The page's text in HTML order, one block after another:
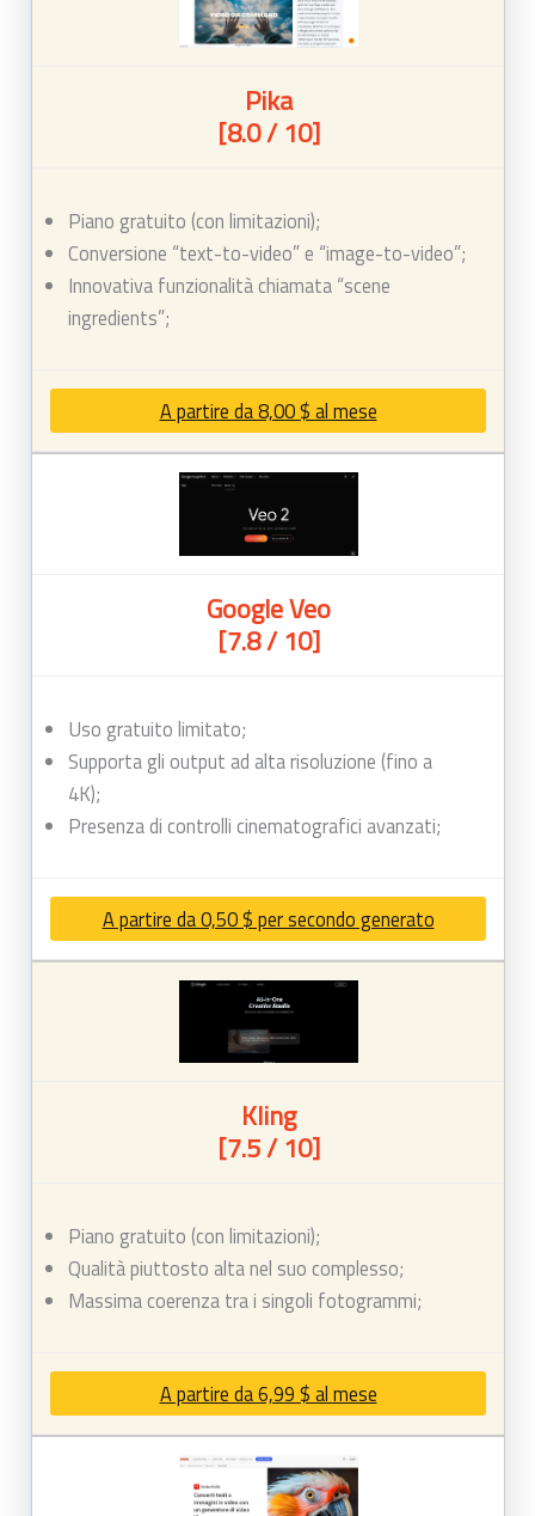
Pika
[8.0 / 10]
Piano gratuito (con limitazioni);
Conversione “text-to-video” e “image-to-video”;
Innovativa funzionalità chiamata “scene
ingredients”;
A partire da 8,00 $ al mese
Google Veo
[7.8 / 10]
Uso gratuito limitato;
Supporta gli output ad alta risoluzione (fino a
4K);
Presenza di controlli cinematografici avanzati;
A partire da 0,50 $ per secondo generato
Kling
[7.5 / 10]
Piano gratuito (con limitazioni);
Qualità piuttosto alta nel suo complesso;
Massima coerenza tra i singoli fotogrammi;
A partire da 6,99 $ al mese